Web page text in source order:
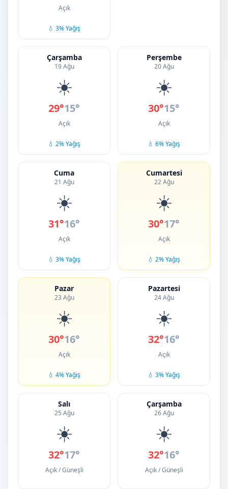
Açık
💧 3% Yağış
Çarşamba
19 Ağu
☀️
29°15°
Açık
💧 2% Yağış
Perşembe
20 Ağu
☀️
30°15°
Açık
💧 6% Yağış
Cuma
21 Ağu
☀️
31°16°
Açık
💧 3% Yağış
Cumartesi
22 Ağu
☀️
30°17°
Açık
💧 2% Yağış
Pazar
23 Ağu
☀️
30°16°
Açık
💧 4% Yağış
Pazartesi
24 Ağu
☀️
32°16°
Açık
💧 3% Yağış
Salı
25 Ağu
☀️
32°17°
Açık / Güneşli
Çarşamba
26 Ağu
☀️
32°16°
Açık / Güneşli